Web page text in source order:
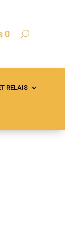
0
RELAIS